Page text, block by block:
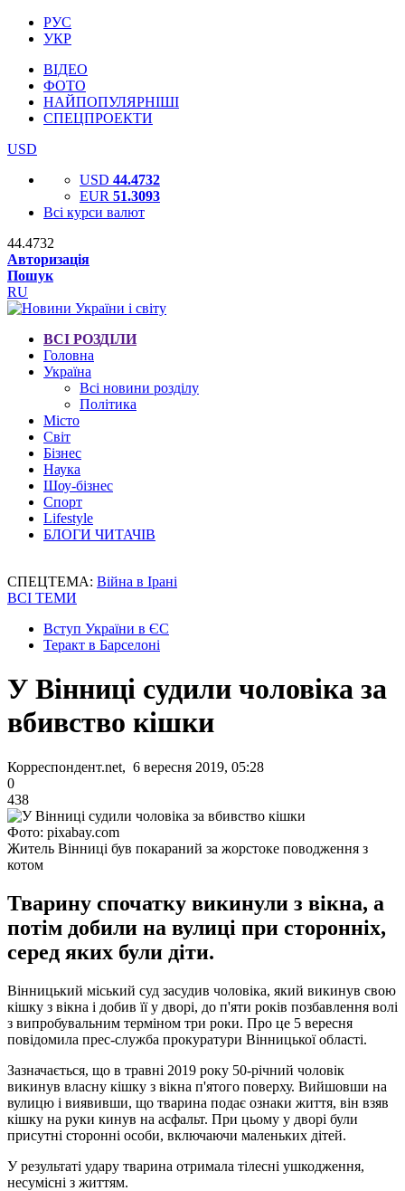
РУС
УКР
ВІДЕО
ФОТО
НАЙПОПУЛЯРНІШІ
СПЕЦПРОЕКТИ
USD
USD 44.4732
EUR 51.3093
Всі курси валют
44.4732
Авторизація
Пошук
RU
ВСІ РОЗДІЛИ
Головна
Україна
Всі новини розділу
Політика
Місто
Світ
Бізнес
Наука
Шоу-бізнес
Спорт
Lifestyle
БЛОГИ ЧИТАЧІВ
СПЕЦТЕМА: Війна в Ірані
ВСІ ТЕМИ
Вступ України в ЄС
Теракт в Барселоні
У Вінниці судили чоловіка за
вбивство кішки
Корреспондент.net, 6 вересня 2019, 05:28
0
438
Фото: pixabay.com
Житель Вінниці був покараний за жорстоке поводження з
котом
Тварину спочатку викинули з вікна, а
потім добили на вулиці при сторонніх,
серед яких були діти.
Вінницький міський суд засудив чоловіка, який викинув свою
кішку з вікна і добив її у дворі, до п'яти років позбавлення волі
з випробувальним терміном три роки. Про це 5 вересня
повідомила прес-служба прокуратури Вінницької області.
Зазначається, що в травні 2019 року 50-річний чоловік
викинув власну кішку з вікна п'ятого поверху. Вийшовши на
вулицю і виявивши, що тварина подає ознаки життя, він взяв
кішку на руки кинув на асфальт. При цьому у дворі були
присутні сторонні особи, включаючи маленьких дітей.
У результаті удару тварина отримала тілесні ушкодження,
несумісні з життям.